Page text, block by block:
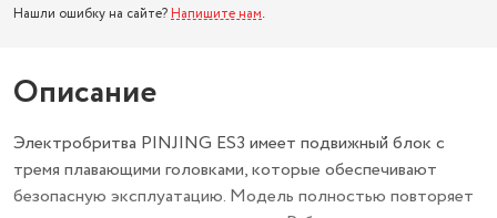
Нашли ошибку на сайте? Напишите нам.
Описание
Электробритва PINJING ES3 имеет подвижный блок с
тремя плавающими головками, которые обеспечивают
безопасную эксплуатацию. Модель полностью повторяет